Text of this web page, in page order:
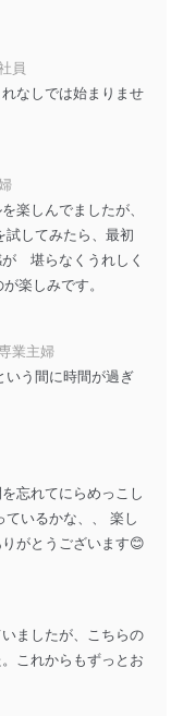
確保するため
る安全対策を実
損の防止及び是
る機器及び当該
、 個人データへ
す。
ー制御機能（ユ
個人情報データ
ペレーティング
います。
キュリティ対策
新 機能等の活用
ます。
防止
れるファイルを
のパスワードを
続的改善
ューの機会を通
ムを継続的に改
員
なしでは始まりませ
楽しんでましたが、
試してみたら、最初
が 堪らなくうれしく
楽しみです。
業主婦
いう間に時間が過ぎ
忘れてにらめっこし
いるかな、、 楽し
がとうございます😊
ましたが、こちらの
これからもずっとお